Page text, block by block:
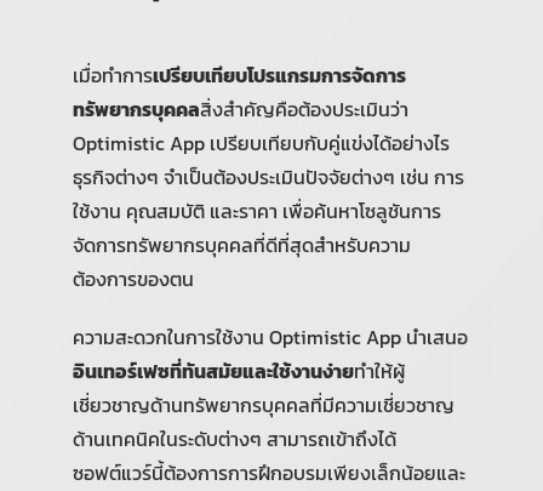
เมื่อทำการเปรียบเทียบโปรแกรมการจัดการ
ทรัพยากรบุคคลสิ่งสำคัญคือต้องประเมินว่า
Optimistic App เปรียบเทียบกับคู่แข่งได้อย่างไร
ธุรกิจต่างๆ จำเป็นต้องประเมินปัจจัยต่างๆ เช่น การ
ใช้งาน คุณสมบัติ และราคา เพื่อค้นหาโซลูชันการ
จัดการทรัพยากรบุคคลที่ดีที่สุดสำหรับความ
ต้องการของตน
ความสะดวกในการใช้งาน Optimistic App นำเสนอ
อินเทอร์เฟซที่ทันสมัยและใช้งานง่ายทำให้ผู้
เชี่ยวชาญด้านทรัพยากรบุคคลที่มีความเชี่ยวชาญ
ด้านเทคนิคในระดับต่างๆ สามารถเข้าถึงได้
ซอฟต์แวร์นี้ต้องการการฝึกอบรมเพียงเล็กน้อยและ